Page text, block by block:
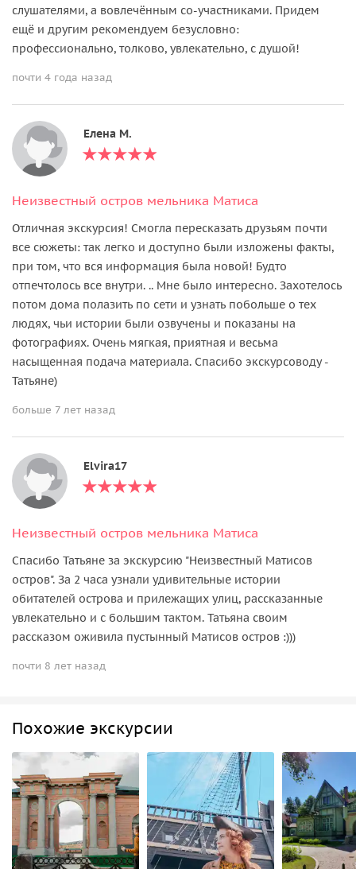
слушателями, а вовлечённым со-участниками. Придем
ещё и другим рекомендуем безусловно:
профессионально, толково, увлекательно, с душой!
почти 4 года назад
Елена М.
Неизвестный остров мельника Матиса
Отличная экскурсия! Смогла пересказать друзьям почти
все сюжеты: так легко и доступно были изложены факты,
при том, что вся информация была новой! Будто
отпечтолось все внутри. .. Мне было интересно. Захотелось
потом дома полазить по сети и узнать побольше о тех
людях, чьи истории были озвучены и показаны на
фотографиях. Очень мягкая, приятная и весьма
насыщенная подача материала. Спасибо экскурсоводу -
Татьяне)
больше 7 лет назад
Elvira17
Неизвестный остров мельника Матиса
Спасибо Татьяне за экскурсию "Неизвестный Матисов
остров". За 2 часа узнали удивительные истории
обитателей острова и прилежащих улиц, рассказанные
увлекательно и с большим тактом. Татьяна своим
рассказом оживила пустынный Матисов остров :)))
почти 8 лет назад
Похожие экскурсии